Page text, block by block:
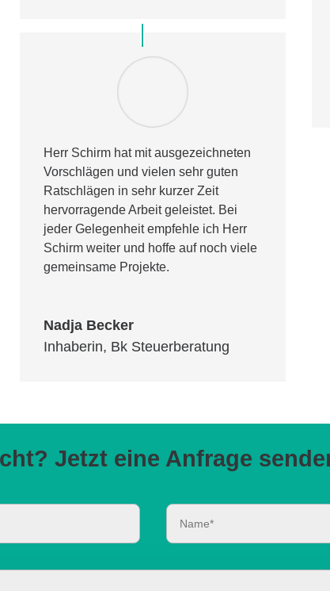
Herr Schirm hat mit ausgezeichneten
Vorschlägen und vielen sehr guten
Ratschlägen in sehr kurzer Zeit
hervorragende Arbeit geleistet. Bei
jeder Gelegenheit empfehle ich Herr
Schirm weiter und hoffe auf noch viele
gemeinsame Projekte.
Nadja Becker
Inhaberin, Bk Steuerberatung
Jetzt eine Anfrage